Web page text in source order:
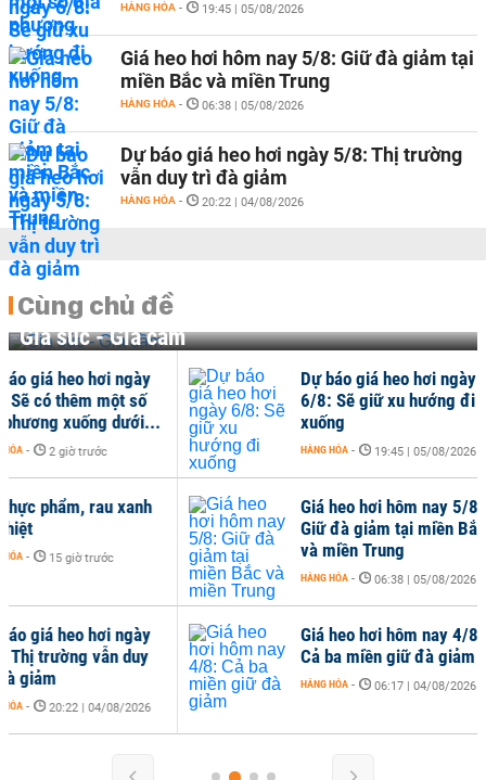
HÀNG HÓA - 19:45 | 05/08/2026
Giá heo hơi hôm nay 5/8: Giữ đà giảm tại
miền Bắc và miền Trung
HÀNG HÓA - 06:38 | 05/08/2026
Dự báo giá heo hơi ngày 5/8: Thị trường
vẫn duy trì đà giảm
HÀNG HÓA - 20:22 | 04/08/2026
Cùng chủ đề
Gia súc - Gia cầm
Dự báo giá heo hơi ngày
6/8: Sẽ giữ xu hướng đi
xuống
19:45 | 05/08/2026
Giá heo hơi hôm nay 5/8:
Giữ đà giảm tại miền Bắc
và miền Trung
06:38 | 05/08/2026
Giá heo hơi hôm nay 4/8:
Cả ba miền giữ đà giảm
06:17 | 04/08/2026